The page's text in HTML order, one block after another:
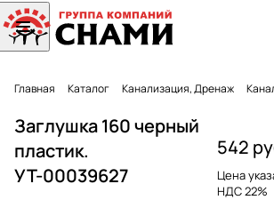
Главная Каталог Канализация, Дренаж
Заглушка 160 черный
пластик.
УТ-00039627
542
Цена
НДС 22%